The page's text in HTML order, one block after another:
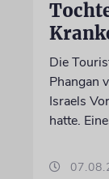
Die
Phangan
Israels
hatte.